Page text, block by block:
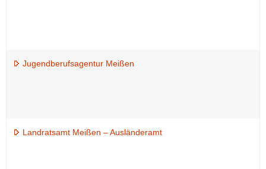
Jugendberufsagentur Meißen
Landratsamt Meißen – Ausländeramt